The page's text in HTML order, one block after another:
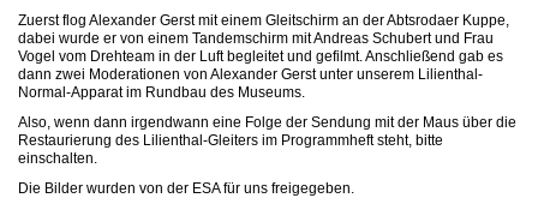
Zuerst flog Alexander Gerst mit einem Gleitschirm an der Abtsrodaer Kuppe,
dabei wurde er von einem Tandemschirm mit Andreas Schubert und Frau
Vogel vom Drehteam in der Luft begleitet und gefilmt. Anschließend gab es
dann zwei Moderationen von Alexander Gerst unter unserem Lilienthal-
Normal-Apparat im Rundbau des Museums.
Also, wenn dann irgendwann eine Folge der Sendung mit der Maus über die
Restaurierung des Lilienthal-Gleiters im Programmheft steht, bitte
einschalten.
Die Bilder wurden von der ESA für uns freigegeben.